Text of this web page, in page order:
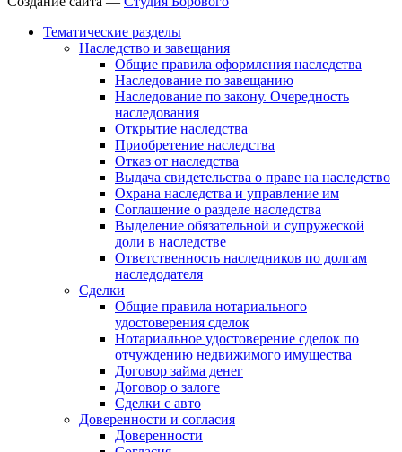
Тематические разделы
Наследство и завещания
Общие правила оформления наследства
Наследование по завещанию
Наследование по закону. Очередность
наследования
Открытие наследства
Приобретение наследства
Отказ от наследства
Выдача свидетельства о праве на наследство
Охрана наследства и управление им
Соглашение о разделе наследства
Выделение обязательной и супружеской
доли в наследстве
Ответственность наследников по долгам
наследодателя
Сделки
Общие правила нотариального
удостоверения сделок
Нотариальное удостоверение сделок по
отчуждению недвижимого имущества
Договор займа денег
Договор о залоге
Сделки с авто
Доверенности и согласия
Доверенности